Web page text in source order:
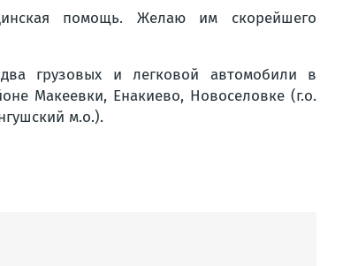
помощь. Желаю им скорейшего
грузовых и легковой автомобили в
Макеевки, Енакиево, Новоселовке (г.о.
м.о.).